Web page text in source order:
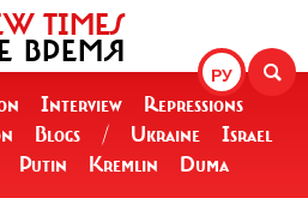
РУ
TIMES
ВРЕМЯ
Interview
Repressions
Blogs / Ukraine
Israel
Putin Kremlin Duma